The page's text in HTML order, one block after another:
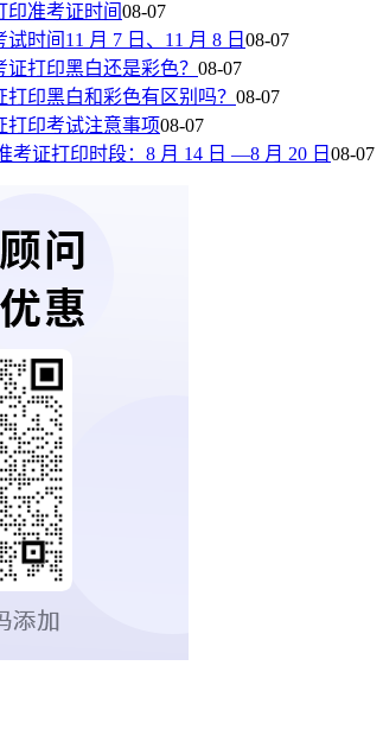
印准考证时间08-07
时间11 月 7 日、11 月 8 日 08-07
打印黑白还是彩色？ 08-07
印黑白和彩色有区别吗？ 08-07
打印考试注意事项08-07
考证打印时段：8 月 14 日 —8 月 20 日 08-07